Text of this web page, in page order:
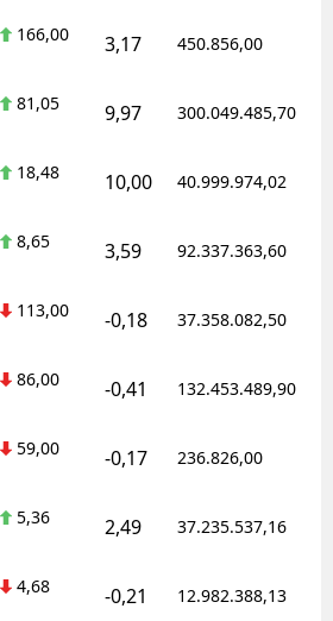
166,00 3,17 450.856,00
81,05 9,97 300.049.485,70
18,48 10,00 40.999.974,02
8,65 3,59 92.337.363,60
113,00 -0,18 37.358.082,50
86,00 -0,41 132.453.489,90
59,00 -0,17 236.826,00
5,36 2,49 37.235.537,16
4,68 -0,21 12.982.388,13